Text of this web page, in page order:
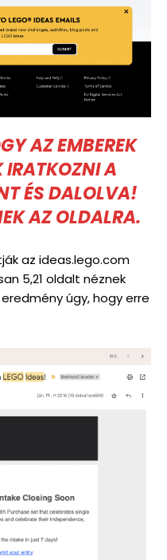
AZ EMBEREK
A
ÉS DALOLVA!
AZ OLDALRA.
az ideas.lego.com
5,21 oldalt néznek
úgy, hogy erre